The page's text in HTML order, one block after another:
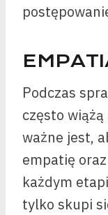
Podczas
często
ważne jest,
empatię
każdym
tylko skupi